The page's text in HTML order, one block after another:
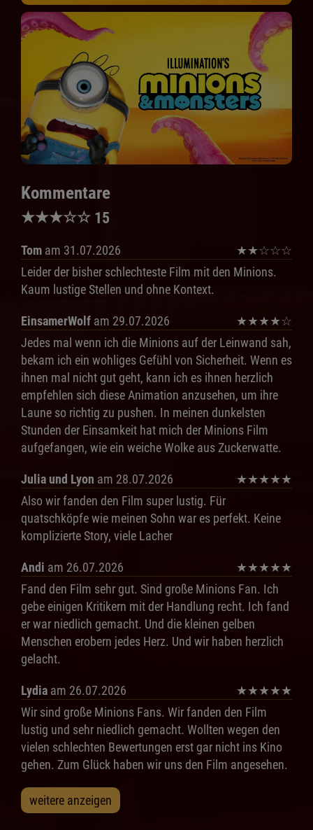
Kommentare
★★★☆☆ 15
Tom am 31.07.2026 ★★☆☆☆
Leider der bisher schlechteste Film mit den Minions.
Kaum lustige Stellen und ohne Kontext.
EinsamerWolf am 29.07.2026 ★★★★☆
Jedes mal wenn ich die Minions auf der Leinwand sah,
bekam ich ein wohliges Gefühl von Sicherheit. Wenn es
ihnen mal nicht gut geht, kann ich es ihnen herzlich
empfehlen sich diese Animation anzusehen, um ihre
Laune so richtig zu pushen. In meinen dunkelsten
Stunden der Einsamkeit hat mich der Minions Film
aufgefangen, wie ein weiche Wolke aus Zuckerwatte.
Julia und Lyon am 28.07.2026 ★★★★★
Also wir fanden den Film super lustig. Für
quatschköpfe wie meinen Sohn war es perfekt. Keine
komplizierte Story, viele Lacher
Andi am 26.07.2026 ★★★★★
Fand den Film sehr gut. Sind große Minions Fan. Ich
gebe einigen Kritikern mit der Handlung recht. Ich fand
er war niedlich gemacht. Und die kleinen gelben
Menschen erobern jedes Herz. Und wir haben herzlich
gelacht.
Lydia am 26.07.2026 ★★★★★
Wir sind große Minions Fans. Wir fanden den Film
lustig und sehr niedlich gemacht. Wollten wegen den
vielen schlechten Bewertungen erst gar nicht ins Kino
gehen. Zum Glück haben wir uns den Film angesehen.
weitere anzeigen